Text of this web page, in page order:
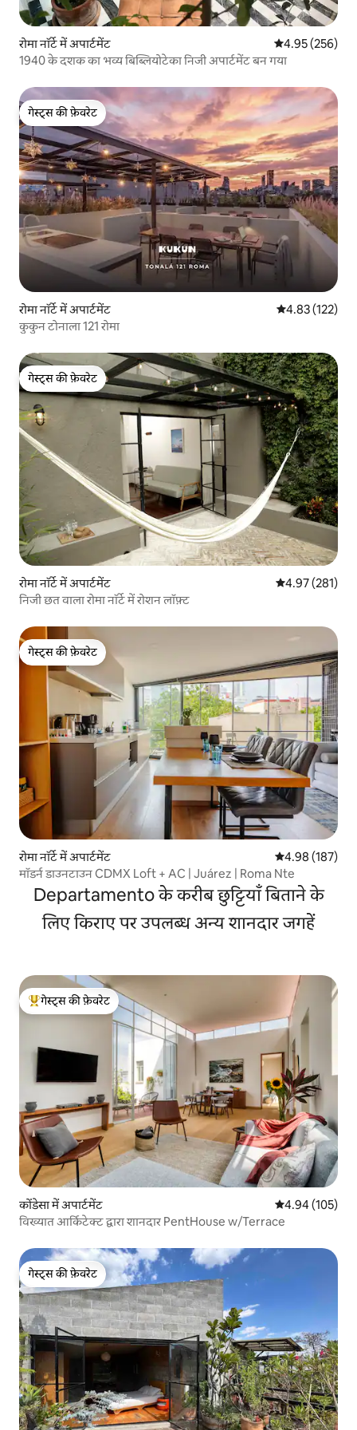
रोमा नॉर्टे में अपार्टमेंट औसत रेटिंग 5 में से
4.95 (256)
1940 के दशक का भव्य बिब्लियोटेका निजी अपार्टमेंट बन गया
गेस्ट्स की फ़ेवरेट
गेस्ट्स की फ़ेवरेट
रोमा नॉर्टे में अपार्टमेंट औसत रेटिंग 5 में से
4.83 (122)
कुकुन टोनाला 121 रोमा
गेस्ट्स की फ़ेवरेट
गेस्ट्स की फ़ेवरेट
रोमा नॉर्टे में अपार्टमेंट औसत रेटिंग 5 में से
4.97 (281)
निजी छत वाला रोमा नॉर्टे में रोशन लॉफ़्ट
गेस्ट्स की फ़ेवरेट
गेस्ट्स की फ़ेवरेट
रोमा नॉर्टे में अपार्टमेंट औसत रेटिंग 5 में से
4.98 (187)
मॉडर्न डाउनटाउन CDMX Loft + AC | Juárez | Roma Nte
Departamento के करीब छुट्टियाँ बिताने के
लिए किराए पर उपलब्ध अन्य शानदार जगहें
गेस्ट्स का टॉप फ़ेवरेट
गेस्ट्स की फ़ेवरेट
कोंडेसा में अपार्टमेंट औसत रेटिंग 5 में से
4.94 (105)
विख्यात आर्किटेक्ट द्वारा शानदार PentHouse w/Terrace
गेस्ट्स की फ़ेवरेट
गेस्ट्स की फ़ेवरेट